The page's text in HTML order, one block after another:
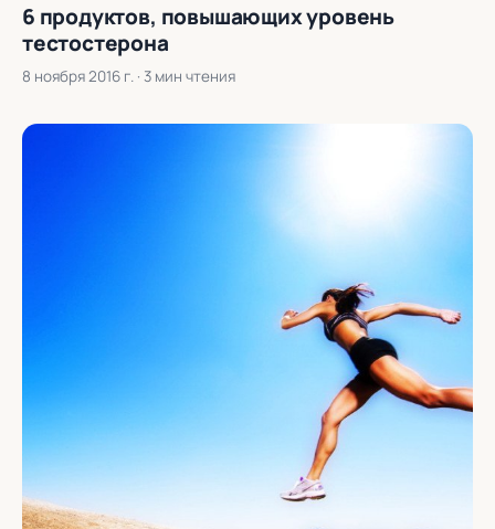
6 продуктов, повышающих уровень
тестостерона
8 ноября 2016 г. · 3 мин чтения